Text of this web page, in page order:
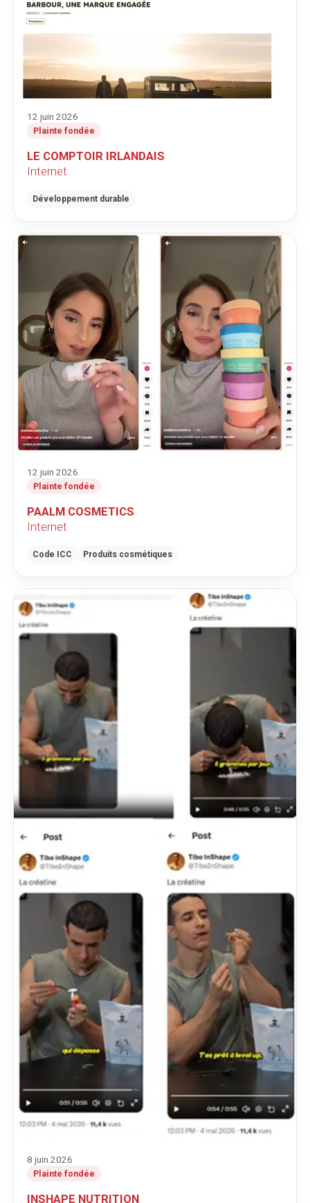
12 juin 2026
Plainte fondée
LE COMPTOIR IRLANDAIS
Internet
Développement durable
12 juin 2026
Plainte fondée
PAALM COSMETICS
Internet
Code ICC Produits cosmétiques
8 juin 2026
Plainte fondée
INSHAPE NUTRITION